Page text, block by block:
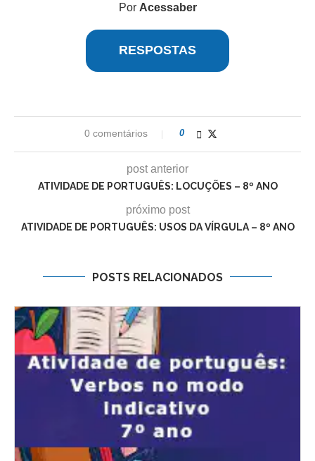
Por Acessaber
RESPOSTAS
0 comentários 0
post anterior
ATIVIDADE DE PORTUGUÊS: LOCUÇÕES – 8º ANO
próximo post
ATIVIDADE DE PORTUGUÊS: USOS DA VÍRGULA – 8º ANO
POSTS RELACIONADOS